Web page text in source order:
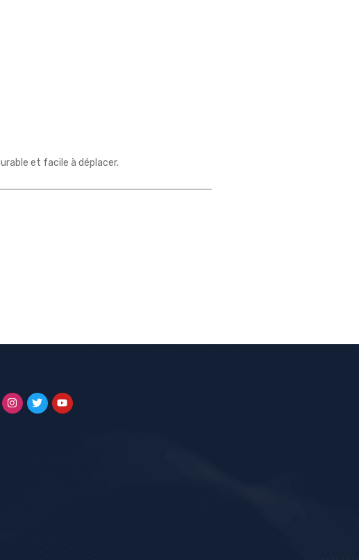
et facile à déplacer.